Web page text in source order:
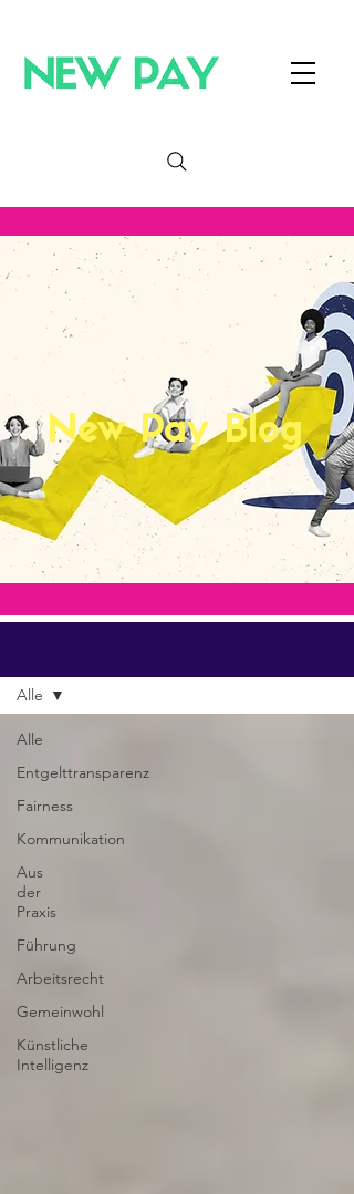
New Pay Blog
Alle
Entgelttransparenz
Fairness
Kommunikation
Aus
der
Praxis
Führung
Arbeitsrecht
Gemeinwohl
Künstliche
Intelligenz
Alle